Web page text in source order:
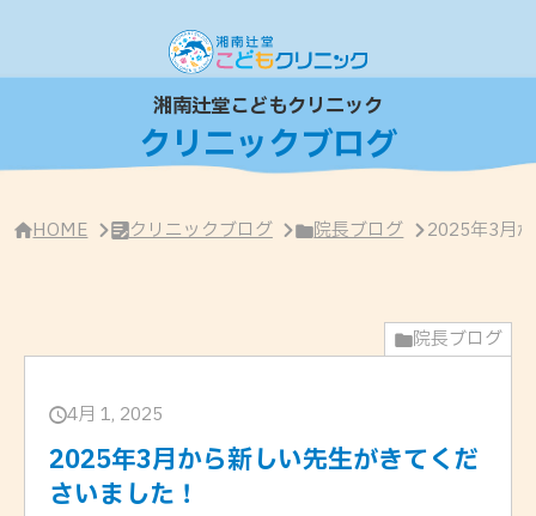
バ
湘南辻堂こどもクリニック
クリニックブログ
HOME クリニックブログ 院長ブログ 2025年3月
院長ブログ
4月 1, 2025
2025年3月から新しい先生がきてくだ
さいました！